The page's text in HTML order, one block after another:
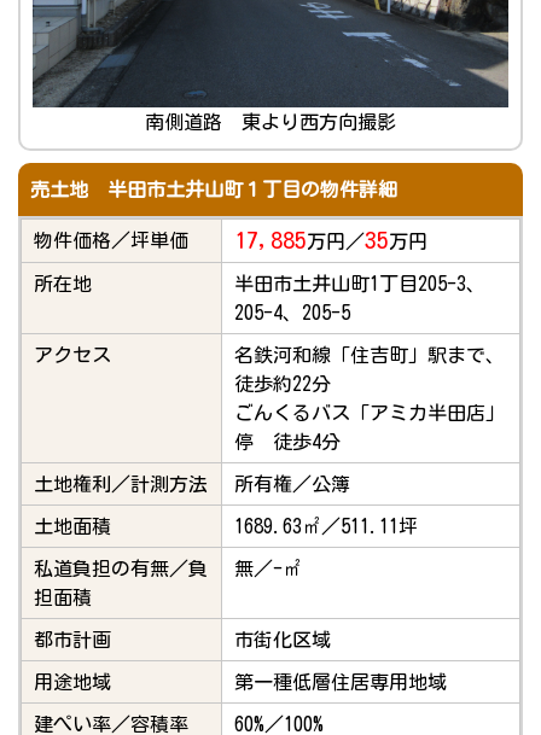
南側道路 東より西方向撮影
売土地 半田市土井山町１丁目の物件詳細
物件価格／坪単価 17,885万円／35万円
所在地
半田市土井山町1丁目205-3、
205-4、205-5
アクセス
名鉄河和線「住吉町」駅まで、
徒歩約22分
ごんくるバス「アミカ半田店」
停 徒歩4分
土地権利／計測方法 所有権／公簿
土地面積 1689.63㎡／511.11坪
私道負担の有無／負
担面積
無／-㎡
都市計画 市街化区域
用途地域 第一種低層住居専用地域
建ぺい率／容積率 60%／100%